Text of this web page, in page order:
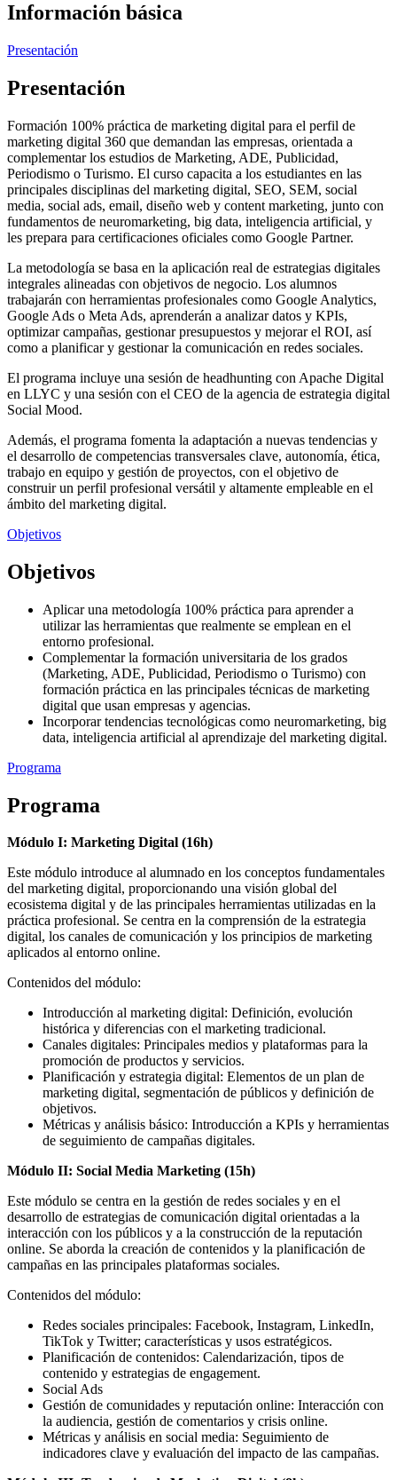
Información básica
Presentación
Presentación
Formación 100% práctica de marketing digital para el perfil de
marketing digital 360 que demandan las empresas, orientada a
complementar los estudios de Marketing, ADE, Publicidad,
Periodismo o Turismo. El curso capacita a los estudiantes en las
principales disciplinas del marketing digital, SEO, SEM, social
media, social ads, email, diseño web y content marketing, junto con
fundamentos de neuromarketing, big data, inteligencia artificial, y
les prepara para certificaciones oficiales como Google Partner.
La metodología se basa en la aplicación real de estrategias digitales
integrales alineadas con objetivos de negocio. Los alumnos
trabajarán con herramientas profesionales como Google Analytics,
Google Ads o Meta Ads, aprenderán a analizar datos y KPIs,
optimizar campañas, gestionar presupuestos y mejorar el ROI, así
como a planificar y gestionar la comunicación en redes sociales.
El programa incluye una sesión de headhunting con Apache Digital
en LLYC y una sesión con el CEO de la agencia de estrategia digital
Social Mood.
Además, el programa fomenta la adaptación a nuevas tendencias y
el desarrollo de competencias transversales clave, autonomía, ética,
trabajo en equipo y gestión de proyectos, con el objetivo de
construir un perfil profesional versátil y altamente empleable en el
ámbito del marketing digital.
Objetivos
Objetivos
Aplicar una metodología 100% práctica para aprender a
utilizar las herramientas que realmente se emplean en el
entorno profesional.
Complementar la formación universitaria de los grados
(Marketing, ADE, Publicidad, Periodismo o Turismo) con
formación práctica en las principales técnicas de marketing
digital que usan empresas y agencias.
Incorporar tendencias tecnológicas como neuromarketing, big
data, inteligencia artificial al aprendizaje del marketing digital.
Programa
Programa
Módulo I: Marketing Digital (16h)
Este módulo introduce al alumnado en los conceptos fundamentales
del marketing digital, proporcionando una visión global del
ecosistema digital y de las principales herramientas utilizadas en la
práctica profesional. Se centra en la comprensión de la estrategia
digital, los canales de comunicación y los principios de marketing
aplicados al entorno online.
Contenidos del módulo:
Introducción al marketing digital: Definición, evolución
histórica y diferencias con el marketing tradicional.
Canales digitales: Principales medios y plataformas para la
promoción de productos y servicios.
Planificación y estrategia digital: Elementos de un plan de
marketing digital, segmentación de públicos y definición de
objetivos.
Métricas y análisis básico: Introducción a KPIs y herramientas
de seguimiento de campañas digitales.
Módulo II: Social Media Marketing (15h)
Este módulo se centra en la gestión de redes sociales y en el
desarrollo de estrategias de comunicación digital orientadas a la
interacción con los públicos y a la construcción de la reputación
online. Se aborda la creación de contenidos y la planificación de
campañas en las principales plataformas sociales.
Contenidos del módulo:
Redes sociales principales: Facebook, Instagram, LinkedIn,
TikTok y Twitter; características y usos estratégicos.
Planificación de contenidos: Calendarización, tipos de
contenido y estrategias de engagement.
Social Ads
Gestión de comunidades y reputación online: Interacción con
la audiencia, gestión de comentarios y crisis online.
Métricas y análisis en social media: Seguimiento de
indicadores clave y evaluación del impacto de las campañas.